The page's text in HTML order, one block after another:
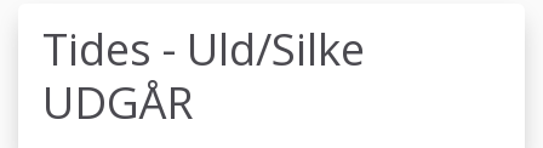
Tides - Uld/Silke
UDGÅR